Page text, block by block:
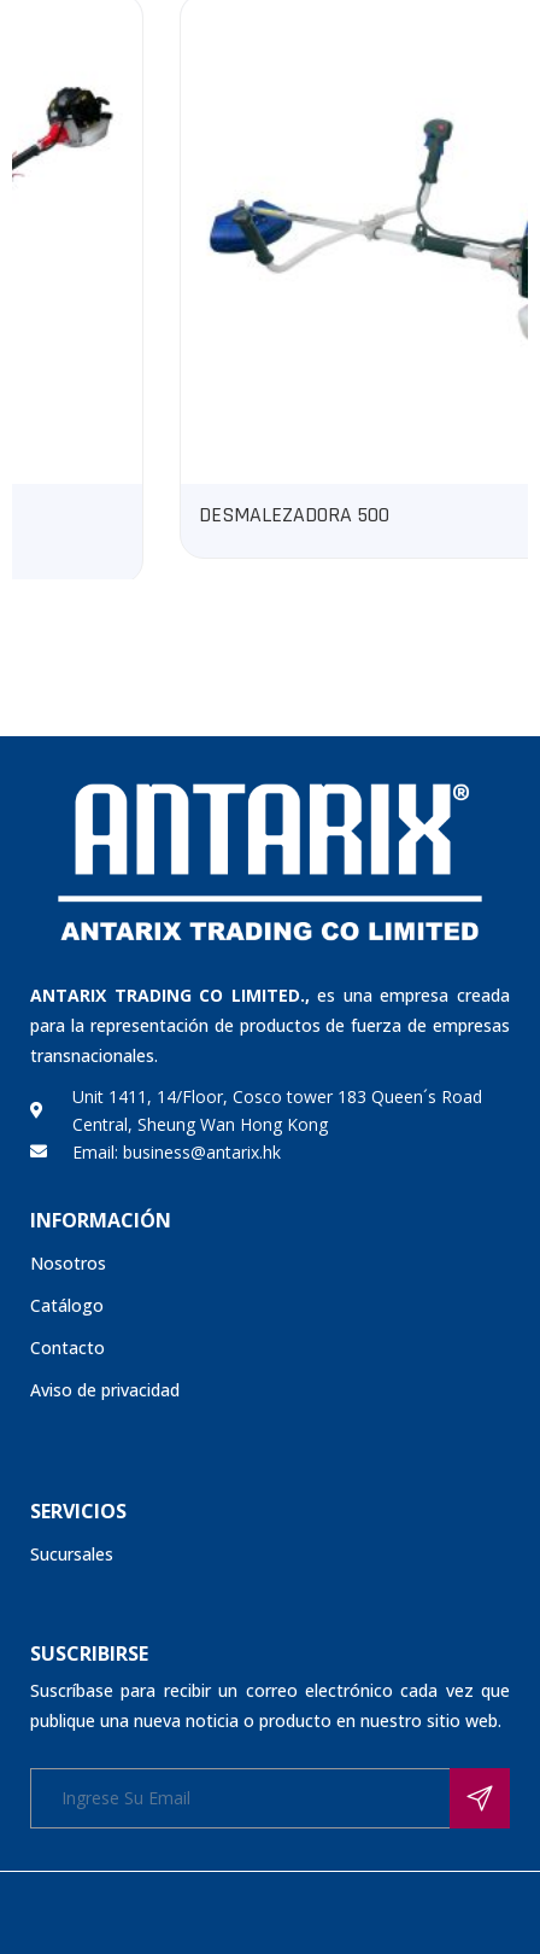
DESMALEZADORA 500
ANTARIX TRADING CO LIMITED.,
es una empresa creada
para la representación de productos de fuerza de empresas
transnacionales.
Unit 1411, 14/Floor, Cosco tower 183 Queen´s Road
Central, Sheung Wan Hong Kong
Email: business@antarix.hk
INFORMACIÓN
Nosotros
Catálogo
Contacto
Aviso de privacidad
SERVICIOS
Sucursales
SUSCRIBIRSE
Suscríbase para recibir un correo electrónico cada vez que
publique una nueva noticia o producto en nuestro sitio web.